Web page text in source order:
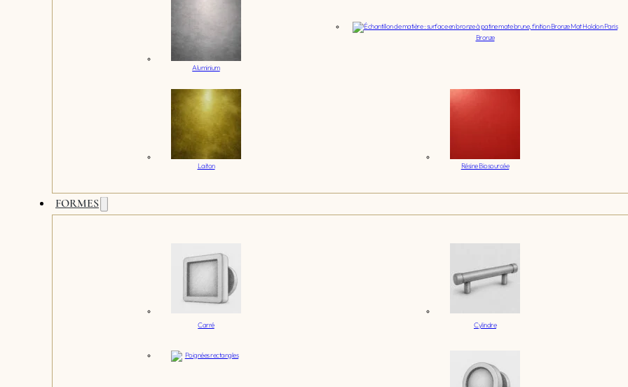
Aluminium
Bronze
Laiton Résine Biosourcée
FORMES
Carré Cylindre